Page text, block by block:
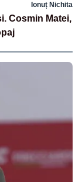
Ionuț Nichita
Cosmin Matei,